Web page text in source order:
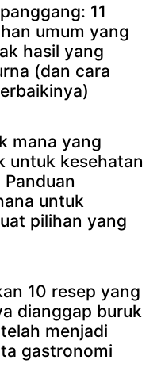
11
umum yang
hasil yang
(dan cara
mana yang
untuk kesehatan
Panduan
untuk
pilihan yang
10 resep yang
dianggap buruk
menjadi
gastronomi